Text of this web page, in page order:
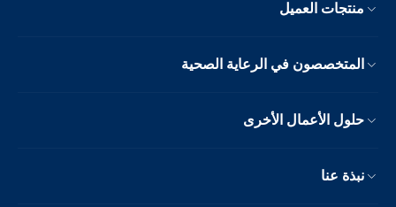
منتجات العميل
المتخصصون في الرعاية الصحية
حلول الأعمال الأخرى
نبذة عنا